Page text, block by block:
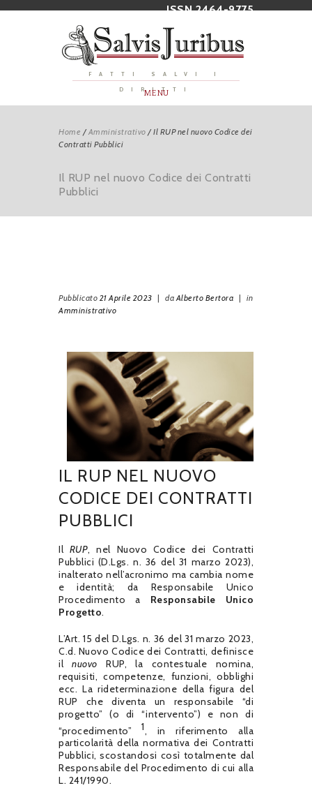
ISSN 2464-9775
FATTI SALVI I
DIRITTI
MENU
Home /Amministrativo /Il RUP nel nuovo Codice dei
Contratti Pubblici
Il RUP nel nuovo Codice dei Contratti
Pubblici
Pubblicato 21 Aprile 2023 | daAlberto Bertora | in
Amministrativo
IL RUP NEL NUOVO
CODICE DEI CONTRATTI
PUBBLICI
Il RUP, nel Nuovo Codice dei Contratti
Pubblici (D.Lgs. n. 36 del 31 marzo 2023),
inalterato nell’acronimo ma cambia nome
e identità; da Responsabile Unico
Procedimento a Responsabile Unico
Progetto.
L’Art. 15 del D.Lgs. n. 36 del 31 marzo 2023,
C.d. Nuovo Codice dei Contratti, definisce
ilnuovoRUP, la contestuale nomina,
requisiti, competenze, funzioni, obblighi
ecc. La rideterminazione della figura del
RUP che diventa un responsabile “di
progetto” (o di “intervento”) e non di
“procedimento” 1, in riferimento alla
particolarità della normativa dei Contratti
Pubblici, scostandosi così totalmente dal
Responsabile del Procedimento di cui alla
L. 241/1990.